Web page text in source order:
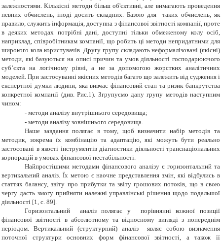
залежностями. Кількісні методи більш об'єктивні, але вимагають проведення
певних обчислень, іноді досить складних. Базою для таких обчислень, як
правило, служить інформація, доступна з фінансової звітності компанії, проте
в деяких методах потрібні дані, доступні тільки обмеженому колу осіб,
наприклад, співробітникам компанії, що робить ці методи непридатними для
широкого кола користувачів. Другу групу складають неформалізовані (якісні)
методи, які базуються на описі причин та умов діяльності господарюючого
суб’єкта на логічному рівні, а не за допомогою жорстких аналітичних
моделей. При застосуванні якісних методів багато що залежить від судження і
експертної думки людини, яка вивчає фінансовий стан та ризик банкрутства
конкретної компанії (див.Рис.1). Згрупуємо дану групу методів наступним
чином:
- методи аналізу внутрішнього середовища;
- методи аналізу зовнішнього середовища.
Наше завдання полягає в тому, щоб визначити набір методів та
методик, зокрема їх комбінацію та адаптацію, які можуть бути реально
застосовані в якості інструментів діагностики діяльності транснаціональних
корпорацій в умовах фінансової нестабільності.
Найпростішими методами фінансового аналізу є горизонтальний та
вертикальний аналіз. Їх метою є наочне представлення змін, які відбулись в
статтях балансу, звіту про прибутки та звіту грошових потоків, що в свою
чергу дасть змогу прийняти належні управлінські рішення щодо подальшої
діяльності [1, c. 89].
Горизонтальний аналіз полягає у порівнянні кожної позиції
фінансової звітності в абсолютному та відносному вигляді з попереднім
періодом. Вертикальний (структурний) аналіз являє собою визначення
поточної структури основних форм фінансової звітності, а також її